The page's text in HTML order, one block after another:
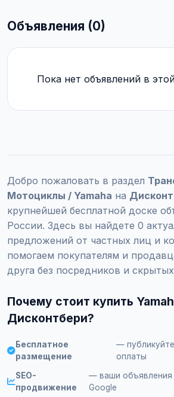
Объявления (0)
Пока нет объявлений в
Добро пожаловать в раздел
Мотоциклы / Yamaha на
крупнейшей бесплатной доске
России. Здесь вы найдете 0
предложений от частных лиц и
помогаем покупателям и
друга без посредников и
Почему стоит купить
Дисконтбери?
Бесплатное
размещение
—
оплаты
SEO-
продвижение
— ваши объявления
Google